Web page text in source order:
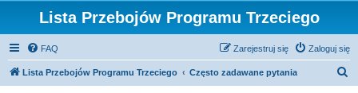
Lista Przebojów Programu Trzeciego
FAQ Zaloguj się
Zarejestruj się
Lista Przebojów Programu Trzeciego Często zadawane pytania